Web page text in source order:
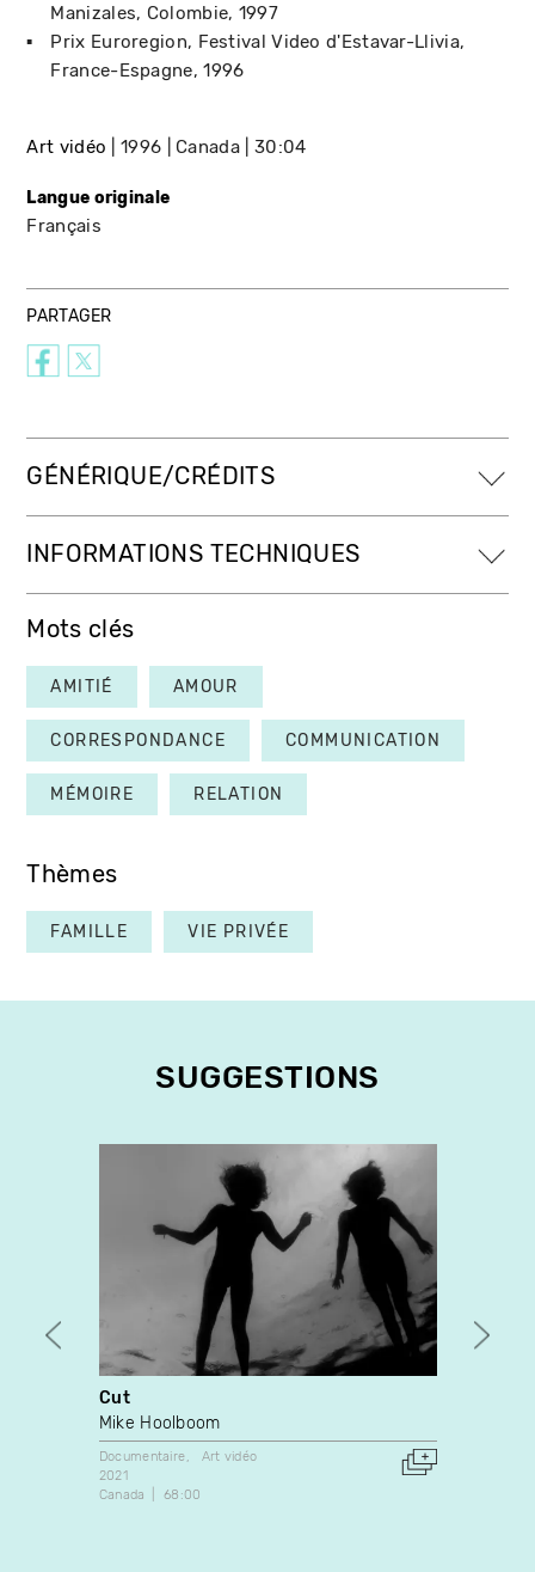
Manizales, Colombie 1997
Prix Euroregion
Festival Video d'Estavar-Llivia
France-Espagne 1996
Art vidéo 1996 Canada 30:04
Langue originale
Français
PARTAGER
GÉNÉRIQUE/CRÉDITS
INFORMATIONS TECHNIQUES
Mots clés
AMITIÉ AMOUR
CORRESPONDANCE COMMUNICATION
MÉMOIRE RELATION
Thèmes
FAMILLE VIE PRIVÉE
SUGGESTIONS
Cut
Mike Hoolboom
Documentaire
Art vidéo
2021
Canada
68:00